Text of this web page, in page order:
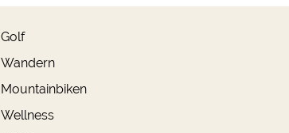
Golf
Wandern
Mountainbiken
Wellness